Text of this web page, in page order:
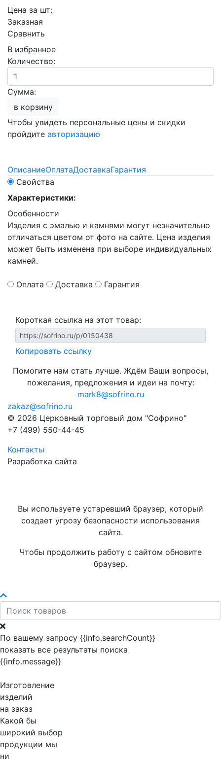
Цена за шт:
Заказная
Сравнить
В избранное
Количество:
Сумма:
в корзину
Чтобы увидеть персональные цены и скидки
пройдите авторизацию
ОписаниеОплатаДоставкаГарантия
Свойства
Характеристики:
Особенности
Изделия с эмалью и камнями могут незначительно
отличаться цветом от фото на сайте. Цена изделия
может быть изменена при выборе индивидуальных
камней.
Оплата Доставка Гарантия
Короткая ссылка на этот товар:
Копировать ссылку
Помогите нам стать лучше. Ждём Ваши вопросы,
пожелания, предложения и идеи на почту:
mark8@sofrino.ru
zakaz@sofrino.ru
© 2026 Церковный торговый дом "Софрино"
+7 (499) 550-44-45
Контакты
Разработка сайта
Вы используете устаревший браузер, который
создает угрозу безопасности использования
сайта.
Чтобы продолжить работу с сайтом обновите
браузер.
По вашему запросу {{info.searchCount}}
показать все результаты поиска
{{info.message}}
Изготовление
изделий
на заказ
Какой бы
широкий выбор
продукции мы
ни